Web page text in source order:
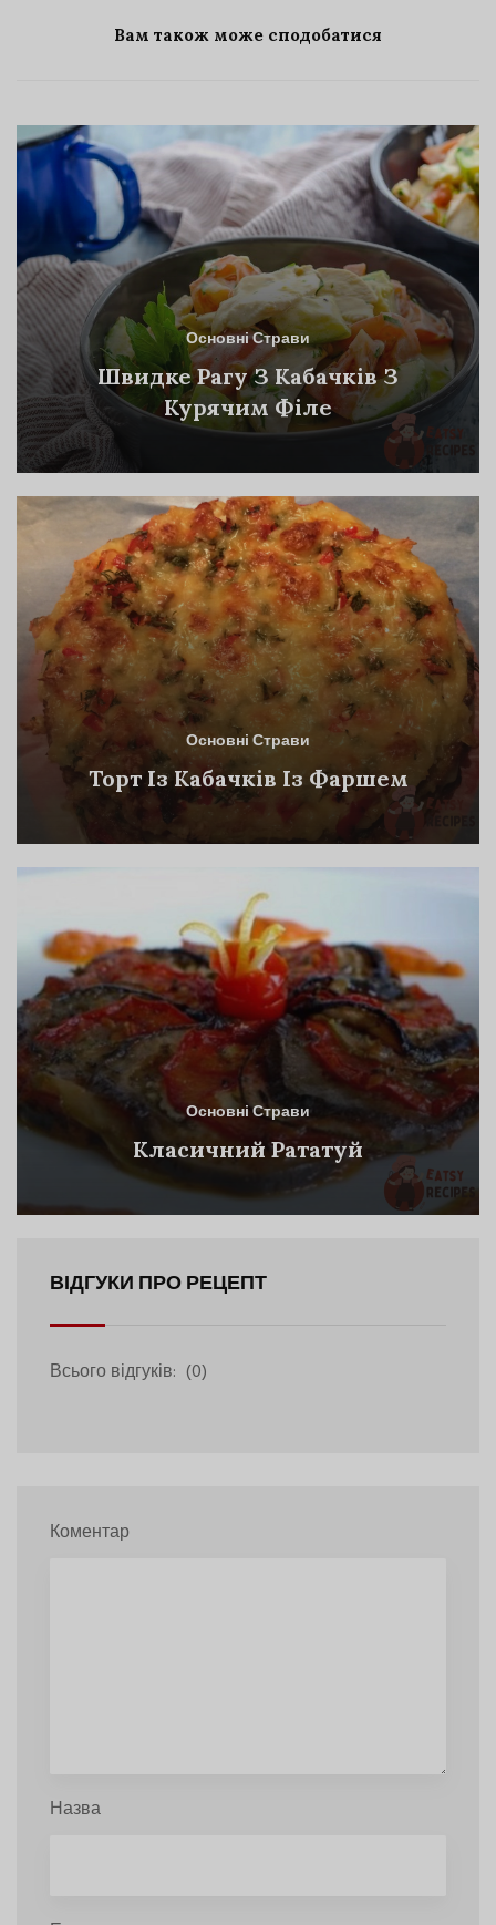
Вам також може сподобатися
Основні Страви
Швидке Рагу З Кабачків З
Курячим Філе
Основні Страви
Торт Із Кабачків Із Фаршем
Основні Страви
Класичний Рататуй
ВІДГУКИ ПРО РЕЦЕПТ
Всього відгуків: (0)
Коментар
Назва